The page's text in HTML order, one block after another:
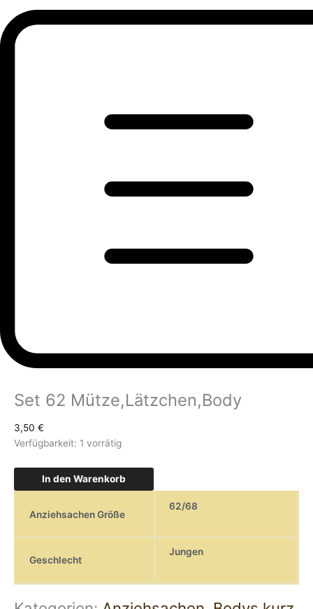
Set 62 Mütze,Lätzchen,Body
3,50 €
Verfügbarkeit: 1 vorrätig
In den Warenkorb
Anziehsachen Größe
62/68
Geschlecht
Jungen